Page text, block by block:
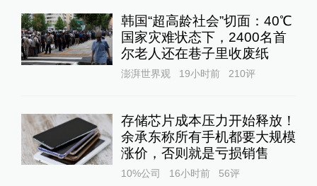
韩国“超高龄社会”切面：40℃
国家灾难状态下，2400名首
尔老人还在巷子里收废纸
澎湃世界观 19小时前 210评
存储芯片成本压力开始释放！
余承东称所有手机都要大规模
涨价，否则就是亏损销售
10%公司 16小时前 56评